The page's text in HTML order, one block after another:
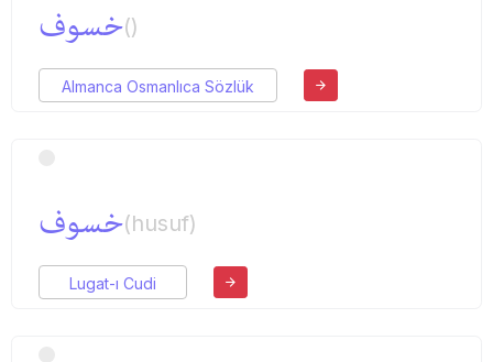
خسوف()
Almanca Osmanlıca Sözlük
خسوف(husuf)
Lugat-ı Cudi